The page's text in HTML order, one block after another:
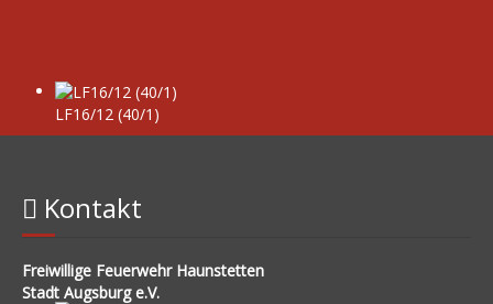
LF16/12 (40/1)
Kontakt
Freiwillige Feuerwehr Haunstetten
Stadt Augsburg e.V.